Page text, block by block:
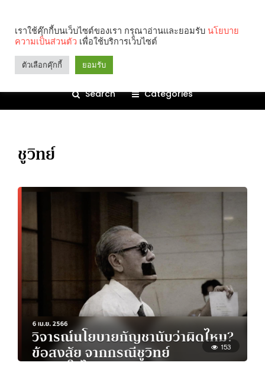
Search Categories
ชูวิทย์
153
เราใช้คุ๊กกี้บนเว็บไซต์ของเรา กรุณาอ่านและยอมรับ นโยบาย
ความเป็นส่วนตัว เพื่อใช้บริการเว็บไซต์
ตัวเลือกคุ๊กกี้ ยอมรับ